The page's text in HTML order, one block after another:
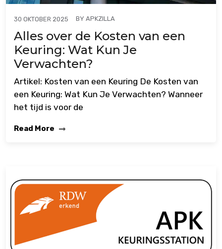
30 OKTOBER 2025 BY APKZILLA
Alles over de Kosten van een
Keuring: Wat Kun Je
Verwachten?
Artikel: Kosten van een Keuring De Kosten van
een Keuring: Wat Kun Je Verwachten? Wanneer
het tijd is voor de
Read More